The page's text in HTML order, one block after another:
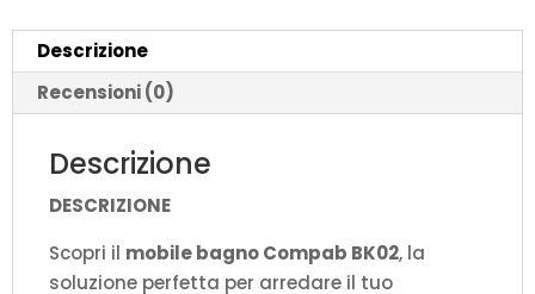
quantità
Descrizione
Recensioni (0)
Descrizione
DESCRIZIONE
Scopri il mobile bagno Compab BK02, la
soluzione perfetta per arredare il tuo